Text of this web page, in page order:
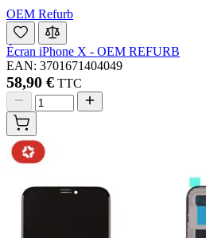
OEM Refurb
Écran iPhone X - OEM REFURB
EAN: 3701671404049
58,90 € TTC